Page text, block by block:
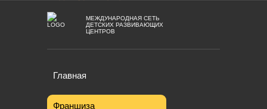
МЕЖДУНАРОДНАЯ СЕТЬ
ДЕТСКИХ РАЗВИВАЮЩИХ
ЦЕНТРОВ
Главная
Франшиза